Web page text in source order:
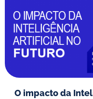
O impacto da